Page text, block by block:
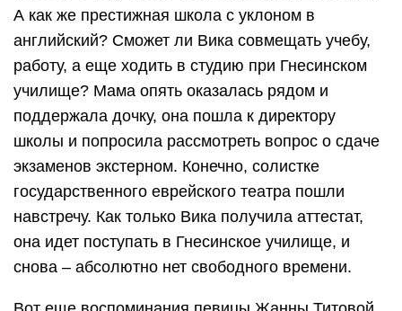
А как же престижная школа с уклоном в
английский? Сможет ли Вика совмещать учебу,
работу, а еще ходить в студию при Гнесинском
училище? Мама опять оказалась рядом и
поддержала дочку, она пошла к директору
школы и попросила рассмотреть вопрос о сдаче
экзаменов экстерном. Конечно, солистке
государственного еврейского театра пошли
навстречу. Как только Вика получила аттестат,
она идет поступать в Гнесинское училище, и
снова – абсолютно нет свободного времени.